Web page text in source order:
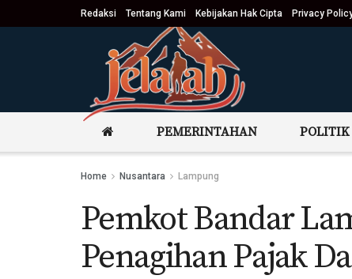
Redaksi Tentang Kami Kebijakan Hak Cipta Privacy
PEMERINTAHAN POLITIK
Home Nusantara Lampung
Pemkot Bandar
Penagihan Pajak